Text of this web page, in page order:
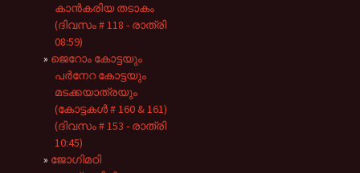
കാൻകരിയ തടാകം
(ദിവസം # 118 - രാത്രി
08:59)
ജെറോം കോട്ടയും
പർനേറ കോട്ടയും
മടക്കയാത്രയും
(കോട്ടകൾ # 160 & 161)
(ദിവസം # 153 - രാത്രി
10:45)
ജോഗിമഠി